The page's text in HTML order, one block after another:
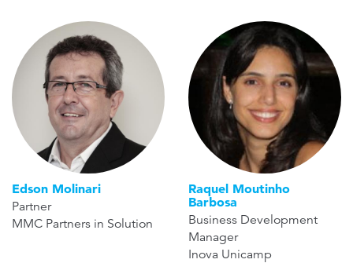
Edson Molinari
Partner
MMC Partners in Solution
Raquel Moutinho
Barbosa
Business Development
Manager
Inova Unicamp